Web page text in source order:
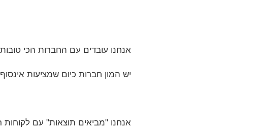
אנחנו עובדים עם החברות הכי
יש המון חברות כיום שמציעות
אנחנו "מביאים תוצאות" עם לקוחות